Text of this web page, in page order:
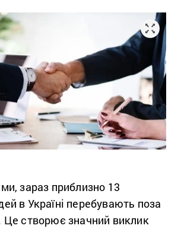
зараз приблизно 13
в Україні перебувають поза
Це створює значний виклик